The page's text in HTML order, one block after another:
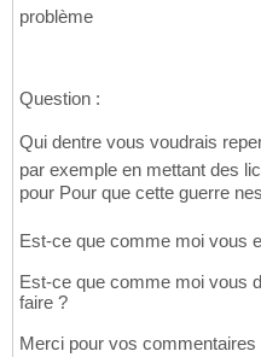
problème
Question :
Qui dentre vous voudrais
par exemple en mettant des
pour Pour que cette guerre
Est-ce que comme moi vous
Est-ce que comme moi vous
faire ?
Merci pour vos commentaires